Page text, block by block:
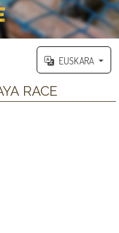
EUSKARA
RACE